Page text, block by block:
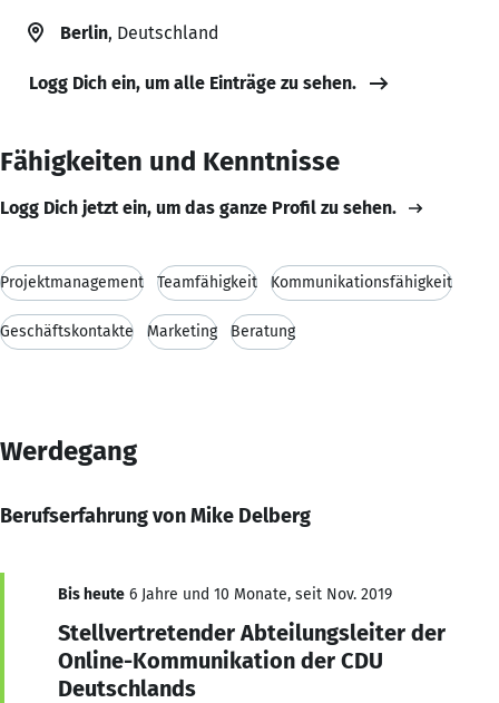
Berlin, Deutschland
Logg Dich ein, um alle Einträge zu sehen.
Fähigkeiten und Kenntnisse
Logg Dich jetzt ein, um das ganze Profil zu sehen.
Projektmanagement Teamfähigkeit Kommunikationsfähigkeit
Geschäftskontakte Marketing Beratung
Werdegang
Berufserfahrung von Mike Delberg
Bis heute 6 Jahre und 10 Monate, seit Nov. 2019
Stellvertretender Abteilungsleiter der
Online-Kommunikation der CDU
Deutschlands